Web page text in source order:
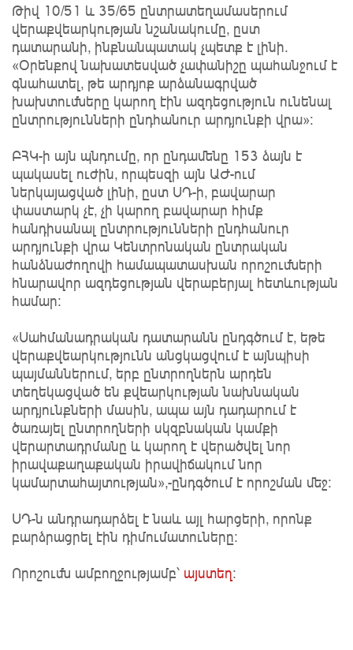
Թիվ 10/51 և 35/65 ընտրատեղամասերում
վերաքվեարկության նշանակումը, ըստ
դատարանի, ինքնանպատակ չպետք է լինի․
«Օրենքով նախատեսված չափանիշը պահանջում է
գնահատել, թե արդյոք արձանագրված
խախտուﬓերը կարող էին ազդեցություն ունենալ
ընտրությունների ընդհանուր արդյունքի վրա»։
ԲՀԿ-ի այն պնդումը, որ ընդամենը 153 ձայն է
պակասել ուժին, որպեսզի այն ԱԺ-ում
ներկայացված լինի, ըստ ՍԴ-ի, բավարար
փաստարկ չէ, չի կարող բավարար հիմք
հանդիսանալ ընտրությունների ընդհանուր
արդյունքի վրա Կենտրոնական ընտրական
հանձնաժողովի համապատասխան որոշուﬓերի
հնարավոր ազդեցության վերաբերյալ հետևության
համար։
«Սահմանադրական դատարանն ընդգծում է, եթե
վերաքվեարկությունն անցկացվում է այնպիսի
պայմաններում, երբ ընտրողներն արդեն
տեղեկացված են քվեարկության նախնական
արդյունքների մասին, ապա այն դադարում է
ծառայել ընտրողների սկզբնական կամքի
վերարտադրմանը և կարող է վերածվել նոր
իրավաքաղաքական իրավիճակում նոր
կամարտահայտության»,-ընդգծում է որոշման մեջ։
ՍԴ-ն անդրադարձել է նաև այլ հարցերի, որոնք
բարձրացրել էին դիմումատուները։
Որոշումն ամբողջությամբ՝ այստեղ։